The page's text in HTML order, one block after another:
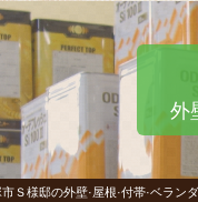
外
Ｓ様邸の外壁·屋根·付帯·ベラン